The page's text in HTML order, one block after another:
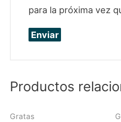
para la próxima vez
Productos
Gratas